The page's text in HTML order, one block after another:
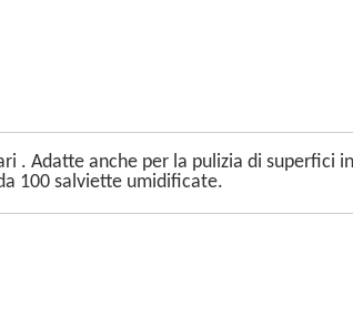
. Adatte anche per la pulizia di superfici
100 salviette umidificate.